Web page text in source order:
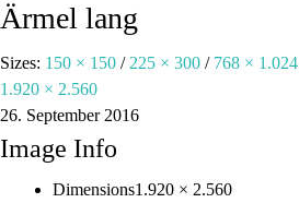
Ärmel lang
Sizes: 150 × 150 / 225 × 300 / 768 × 1.024
1.920 × 2.560
26. September 2016
Image Info
Dimensions1.920 × 2.560